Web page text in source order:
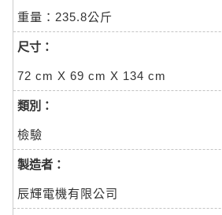
重量：235.8公斤
尺寸：
72 cm X 69 cm X 134 cm
類別：
檢驗
製造者：
辰輝電機有限公司